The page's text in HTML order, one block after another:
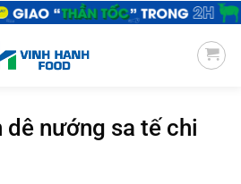
dê nướng sa tế chi